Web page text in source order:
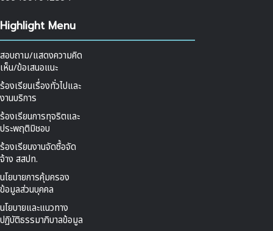
Highlight Menu
สอบถาม/แสดงความคิด
เห็น/ข้อเสนอแนะ
ร้องเรียนเรื่องทั่วไปและ
งานบริการ
ร้องเรียนการทุจริตและ
ประพฤติมิชอบ
ร้องเรียนงานจัดซื้อจัด
จ้าง สสปท.
นโยบายการคุ้มครอง
ข้อมูลส่วนบุคคล
นโยบายและแนวทาง
ปฏิบัติธรรมาภิบาลข้อมูล